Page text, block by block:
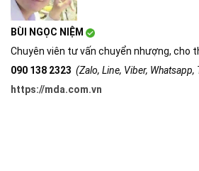
BÙI NGỌC NIỆM
Chuyên viên tư vấn chuyển nhượng, cho
090 138 2323 (Zalo, Line, Viber, Whatsapp,
https://mda.com.vn